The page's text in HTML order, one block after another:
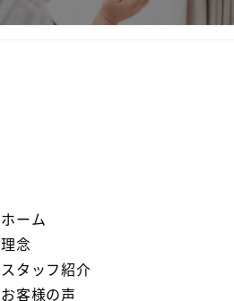
ホーム
理念
スタッフ紹介
お客様の声